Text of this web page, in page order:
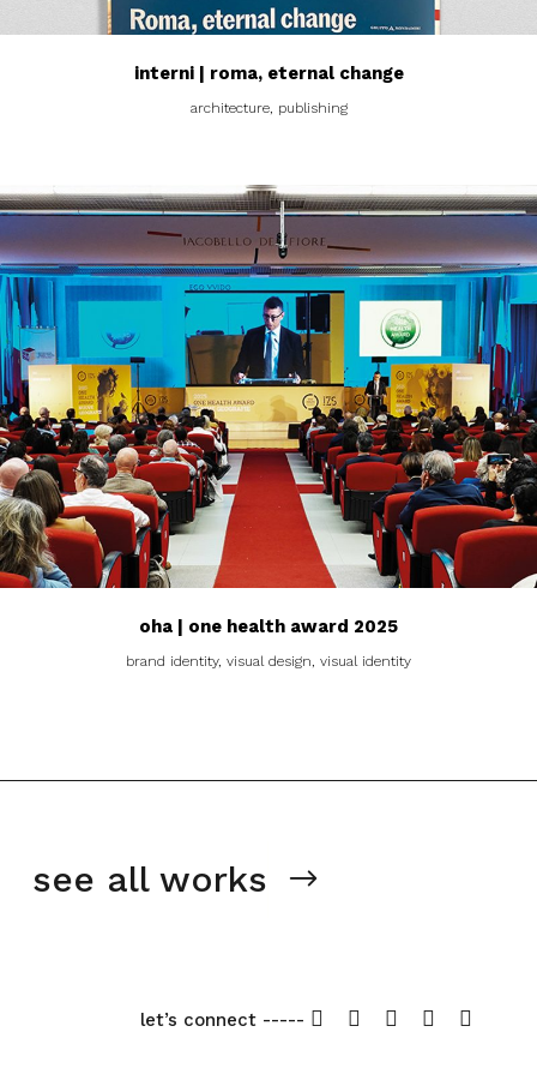
interni | roma, eternal change
architecture, publishing
oha | one health award 2025
brand identity, visual design, visual identity
see all works
let’s connect -----